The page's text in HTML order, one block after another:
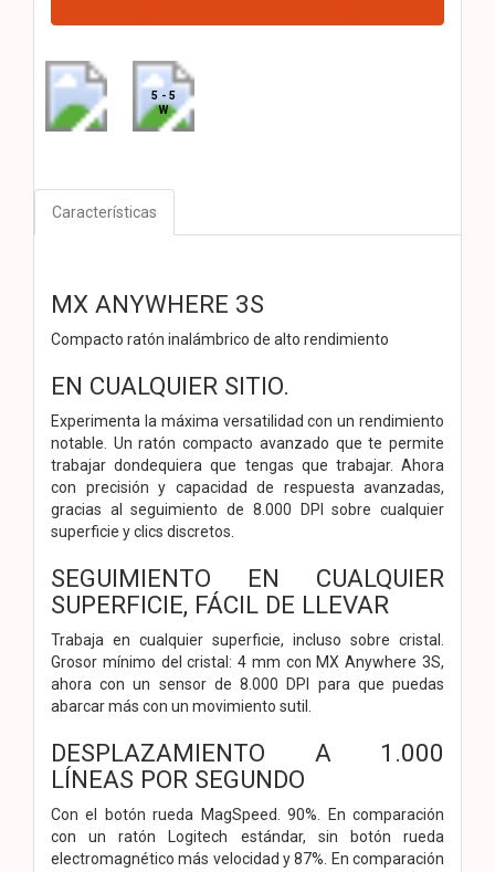
5 - 5
W
Características
MX ANYWHERE 3S
Compacto ratón inalámbrico de alto rendimiento
EN CUALQUIER SITIO.
Experimenta la máxima versatilidad con un rendimiento
notable. Un ratón compacto avanzado que te permite
trabajar dondequiera que tengas que trabajar. Ahora
con precisión y capacidad de respuesta avanzadas,
gracias al seguimiento de 8.000 DPI sobre cualquier
superficie y clics discretos.
SEGUIMIENTO EN CUALQUIER
SUPERFICIE, FÁCIL DE LLEVAR
Trabaja en cualquier superficie, incluso sobre cristal.
Grosor mínimo del cristal: 4 mm con MX Anywhere 3S,
ahora con un sensor de 8.000 DPI para que puedas
abarcar más con un movimiento sutil.
DESPLAZAMIENTO A 1.000
LÍNEAS POR SEGUNDO
Con el botón rueda MagSpeed. 90%. En comparación
con un ratón Logitech estándar, sin botón rueda
electromagnético más velocidad y 87%. En comparación